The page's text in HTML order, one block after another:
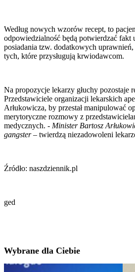
Według nowych wzorów recept, to
odpowiedzialność będą potwierdzać fakt
posiadania tzw. dodatkowych
tych, które przysługują krwiodawcom.
Na propozycje lekarzy głuchy pozostaje
Przedstawiciele organizacji lekarskich
Arłukowicza, by przestał manipulować
merytoryczne rozmowy z
medycznych. - Minister Bartosz
gangster– twierdzą niezadowoleni
Źródło: naszdziennik.pl
ged
Wybrane dla Ciebie